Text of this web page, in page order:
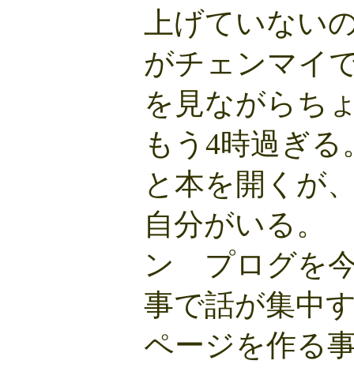
上げていな
がチェンマイ
を見ながらち
もう4時過ぎ
と本を開くが
自分がいる。
ン プログを
事で話が集中
ページを作る